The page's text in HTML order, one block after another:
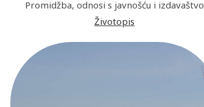
Promidžba, odnosi s javnošću i izdavaštvo
Životopis